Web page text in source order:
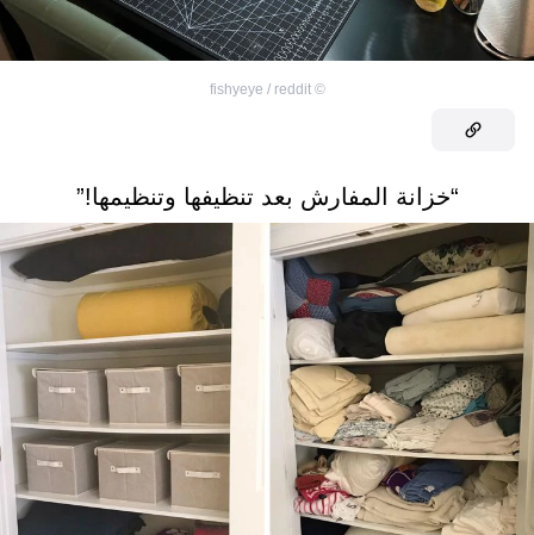
©
fishyeye / reddit
“خزانة المفارش بعد تنظيفها وتنظيمها!”